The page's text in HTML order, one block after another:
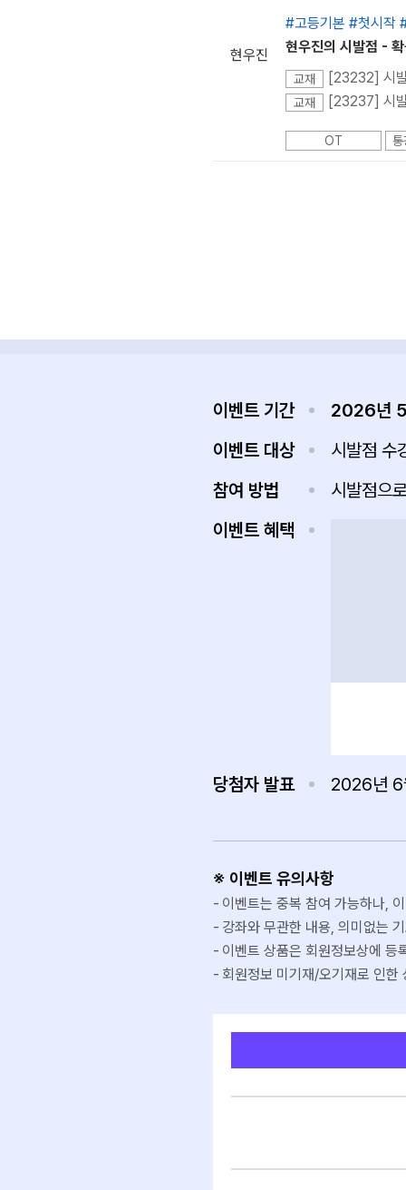
현우진
#고등기본 #첫시작
현우진의 시발점 -
교재 [23232] 시
교재 [23237] 시
OT
이벤트 기간
2026년
이벤트 대상
시발점 수
참여 방법
시발점으
이벤트 혜택
당첨자 발표 2026년 6
※ 이벤트 유의사항
이벤트는 중복 참여 가능하나,
강좌와 무관한 내용, 의미없는
이벤트 상품은 회원정보상에 등
회원정보 미기재/오기재로 인